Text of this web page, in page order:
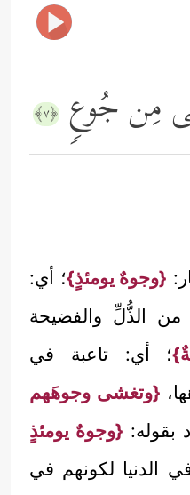
مِن جُوعࣲ ﴿٧﴾
{وجوهٌ يومئذٍ}؛ أي:
من الذُّلِّ والفضيحة
؛ أي: تاعبة في
{وتغشى وجوهَهم
بقوله: {وجوهٌ يومئذٍ
الدنيا لكونهم في